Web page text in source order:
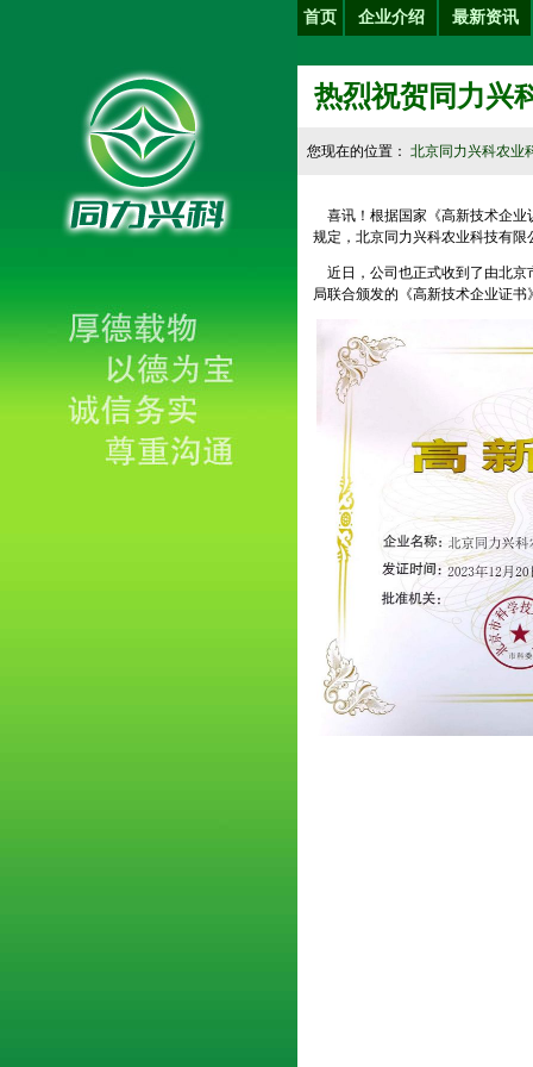
首页 企业介绍 最新资讯
热烈祝贺同力兴
您现在的位置： 北京同力兴科农业
喜讯！根据国家《高新技术企业
规定，北京同力兴科农业科技有
近日，公司也正式收到了由北京
局联合颁发的《高新技术企业证